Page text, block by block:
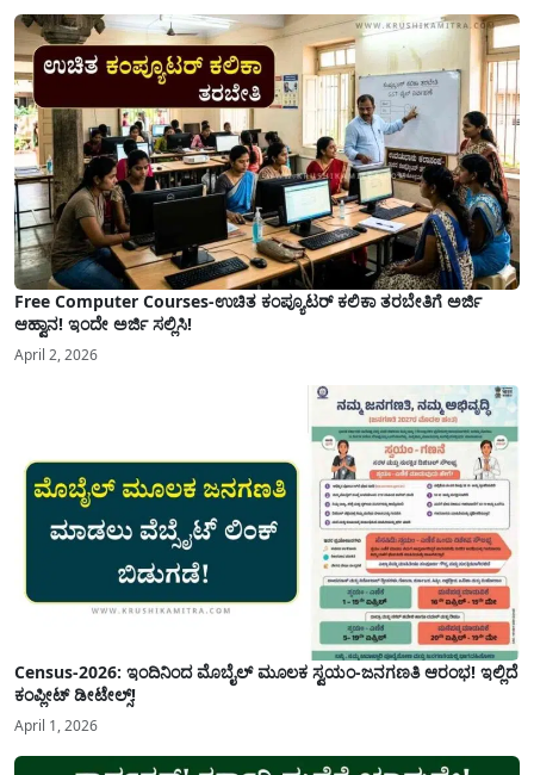
ಮತ್ತು ಕಲ್ಯಾಣ ಕರ್ನಾಟಕದ ಒಟ್ಟು 9 ಜಿಲ್ಲೆಗಳಲ್ಲಿ ಏಪ್ರಿಲ್...
Free Computer Courses-ಉಚಿತ ಕಂಪ್ಯೂಟರ್ ಕಲಿಕಾ ತರಬೇತಿಗೆ ಅರ್ಜಿ
ಆಹ್ವಾನ! ಇಂದೇ ಅರ್ಜಿ ಸಲ್ಲಿಸಿ!
April 2, 2026
Census-2026: ಇಂದಿನಿಂದ ಮೊಬೈಲ್ ಮೂಲಕ ಸ್ವಯಂ-ಜನಗಣತಿ ಆರಂಭ! ಇಲ್ಲಿದೆ
ಕಂಪ್ಲೀಟ್ ಡೀಟೇಲ್ಸ್!
April 1, 2026